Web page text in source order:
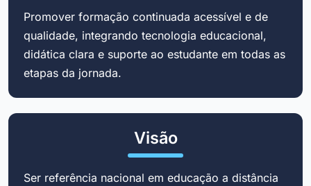
Promover formação continuada acessível e de
qualidade, integrando tecnologia educacional,
didática clara e suporte ao estudante em todas as
etapas da jornada.
Visão
Ser referência nacional em educação a distância